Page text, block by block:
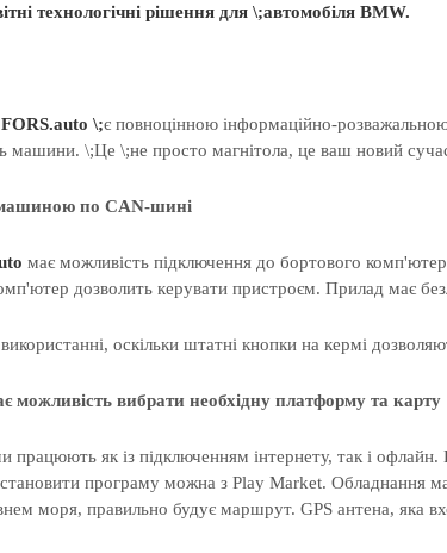
технологічні рішення для \;автомобіля BMW.
\;є повноцінною інформаційно-
машини. \;Це \;не просто магнітола, це ваш новий
по CAN-шині
має можливість підключення до бортового
дозволить керувати пристроєм. Прилад має
оскільки штатні кнопки на кермі
можливість вибрати необхідну платформу та карту
працюють як із підключенням інтернету, так і
програму можна з Play Market. Обладнання
моря, правильно будує маршрут. GPS антена, яка